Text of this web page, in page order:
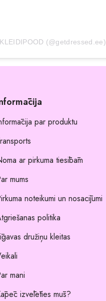
(@getdressed.ee)
par produktu
ar pirkuma tiesībām
mums
noteikumi un nosacījumi
politika
družiņu kleitas
mani
izvēlēties mūs?